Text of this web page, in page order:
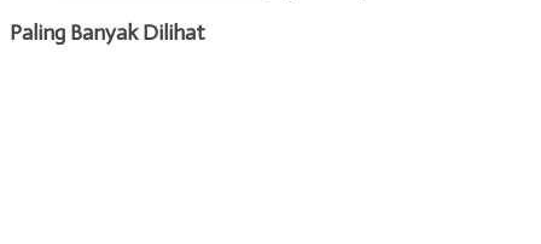
Paling Banyak Dilihat